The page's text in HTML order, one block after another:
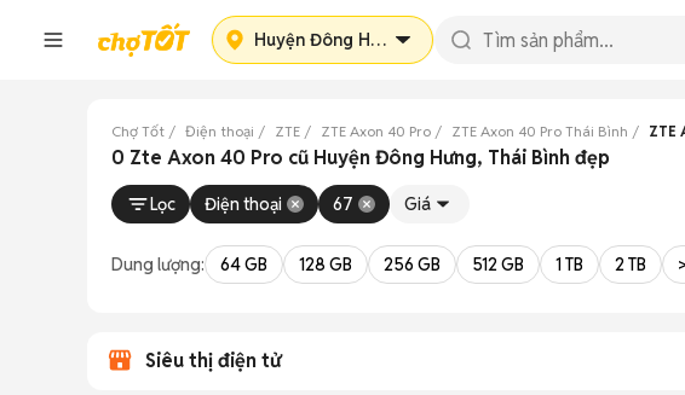
Huyện Đông Hưng
Chợ Tốt Điện thoại ZTE ZTE Axon 40 Pro ZTE Axon 40 Pro Thái Bình ZTE
0 Zte Axon 40 Pro cũ Huyện Đông Hưng, Thái Bình đẹp
Lọc Điện thoại 67 Giá
Dung lượng: 64 GB 128 GB 256 GB 512 GB 1 TB 2 TB
Siêu thị điện tử